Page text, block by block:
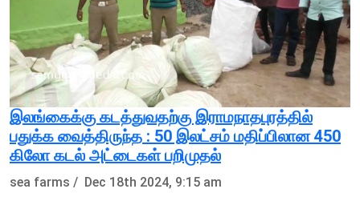
இலங்கைக்கு கடத்துவதற்கு இராமநாதபுரத்தில்
பதுக்க வைத்திருந்த : 50 இலட்சம் மதிப்பிலான 450
கிலோ கடல் அட்டைகள் பறிமுதல்
sea farms / Dec 18th 2024, 9:15 am